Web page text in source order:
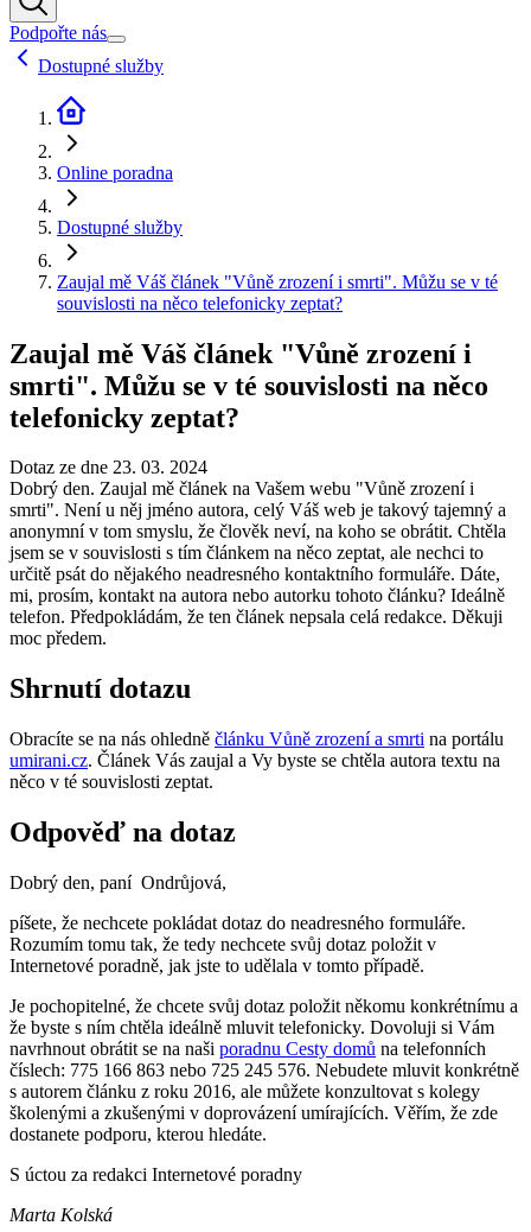
Podpořte nás
Dostupné služby
Online poradna
Dostupné služby
Zaujal mě Váš článek "Vůně zrození i smrti". Můžu se v té
souvislosti na něco telefonicky zeptat?
Zaujal mě Váš článek "Vůně zrození i
smrti". Můžu se v té souvislosti na něco
telefonicky zeptat?
Dotaz ze dne 23. 03. 2024
Dobrý den. Zaujal mě článek na Vašem webu "Vůně zrození i
smrti". Není u něj jméno autora, celý Váš web je takový tajemný a
anonymní v tom smyslu, že člověk neví, na koho se obrátit. Chtěla
jsem se v souvislosti s tím článkem na něco zeptat, ale nechci to
určitě psát do nějakého neadresného kontaktního formuláře. Dáte,
mi, prosím, kontakt na autora nebo autorku tohoto článku? Ideálně
telefon. Předpokládám, že ten článek nepsala celá redakce. Děkuji
moc předem.
Shrnutí dotazu
Obracíte se na nás ohledně článku Vůně zrození a smrti na portálu
umirani.cz. Článek Vás zaujal a Vy byste se chtěla autora textu na
něco v té souvislosti zeptat.
Odpověď na dotaz
Dobrý den, paní Ondrůjová,
píšete, že nechcete pokládat dotaz do neadresného formuláře.
Rozumím tomu tak, že tedy nechcete svůj dotaz položit v
Internetové poradně, jak jste to udělala v tomto případě.
Je pochopitelné, že chcete svůj dotaz položit někomu konkrétnímu a
že byste s ním chtěla ideálně mluvit telefonicky. Dovoluji si Vám
navrhnout obrátit se na naši poradnu Cesty domů na telefonních
číslech: 775 166 863 nebo 725 245 576. Nebudete mluvit konkrétně
s autorem článku z roku 2016, ale můžete konzultovat s kolegy
školenými a zkušenými v doprovázení umírajících. Věřím, že zde
dostanete podporu, kterou hledáte.
S úctou za redakci Internetové poradny
Marta Kolská